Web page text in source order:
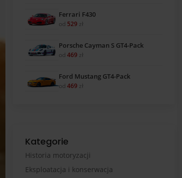
Ferrari F430
od 529 zł
Porsche Cayman S GT4-Pack
od 469 zł
Ford Mustang GT4-Pack
od 469 zł
Kategorie
Historia motoryzacji
Eksploatacja i konserwacja